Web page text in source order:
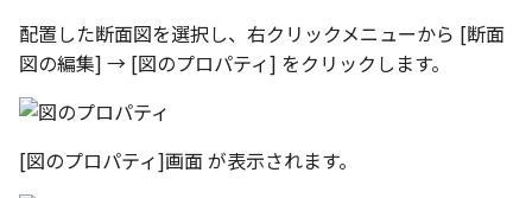
配置した断面図を選択し、右クリックメニューから [断面
図の編集] → [図のプロパティ] をクリックします。
[図のプロパティ]画面 が表示されます。